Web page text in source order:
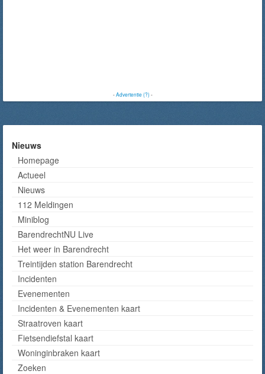
-Advertentie (?)-
Nieuws
Homepage
Actueel
Nieuws
112 Meldingen
Miniblog
BarendrechtNU Live
Het weer in Barendrecht
Treintijden station Barendrecht
Incidenten
Evenementen
Incidenten & Evenementen kaart
Straatroven kaart
Fietsendiefstal kaart
Woninginbraken kaart
Zoeken